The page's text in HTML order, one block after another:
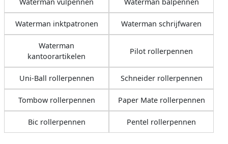
Waterman inktpatronen Waterman schrijfwaren
Waterman
kantoorartikelen
Pilot rollerpennen
Uni-Ball rollerpennen Schneider rollerpennen
Tombow rollerpennen Paper Mate rollerpennen
Bic rollerpennen Pentel rollerpennen